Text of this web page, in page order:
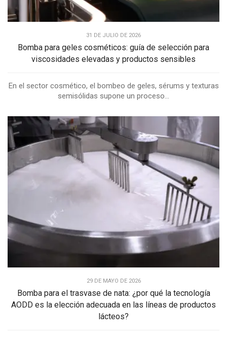
31 DE JULIO DE 2026
Bomba para geles cosméticos: guía de selección para
viscosidades elevadas y productos sensibles
En el sector cosmético, el bombeo de geles, sérums y texturas
semisólidas supone un proceso...
29 DE MAYO DE 2026
Bomba para el trasvase de nata: ¿por qué la tecnología
AODD es la elección adecuada en las líneas de productos
lácteos?